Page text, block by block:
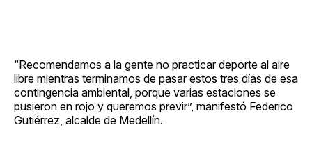
“Recomendamos a la gente no practicar deporte al aire
libre mientras terminamos de pasar estos tres días de esa
contingencia ambiental, porque varias estaciones se
pusieron en rojo y queremos previr”, manifestó Federico
Gutiérrez, alcalde de Medellín.